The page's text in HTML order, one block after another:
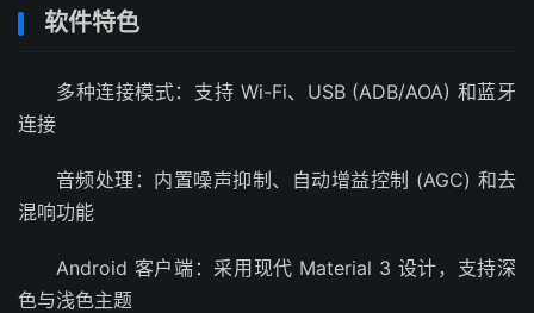
软件特色
多种连接模式：支持 Wi-Fi、USB (ADB/AOA) 和蓝牙
连接
音频处理：内置噪声抑制、自动增益控制 (AGC) 和去
混响功能
Android 客户端：采用现代 Material 3 设计，支持深
色与浅色主题